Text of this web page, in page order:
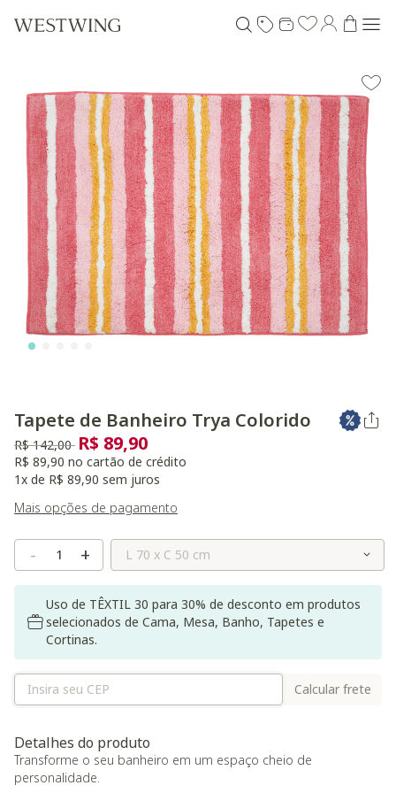
Tapete de Banheiro Trya Colorido
Preço reduzido de
R$ 142,00 para
R$ 89,90
R$ 89,90 no cartão de crédito
1x de R$ 89,90 sem juros
Mais opções de pagamento
- + Selecione o Tamanho
Uso de TÊXTIL 30 para 30% de desconto em produtos
selecionados de Cama, Mesa, Banho, Tapetes e
Cortinas.
Calcular frete
Detalhes do produto
Transforme o seu banheiro em um espaço cheio de
personalidade.